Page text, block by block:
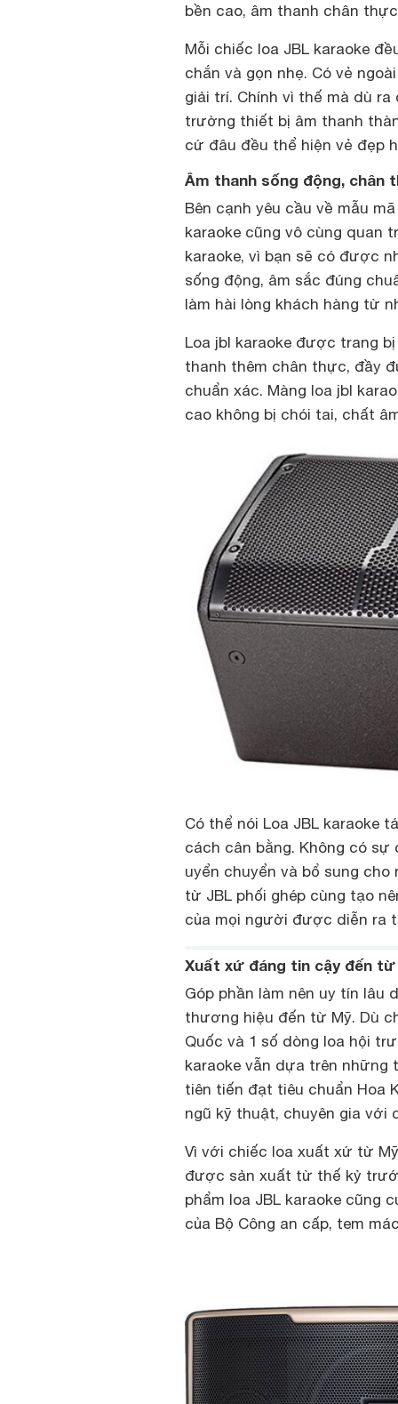
bền cao, âm thanh chân
Mỗi chiếc loa JBL karaoke
chắn và gọn nhẹ. Có vẻ
giải trí. Chính vì thế mà dù
trường thiết bị âm thanh
cứ đâu đều thể hiện vẻ đẹp
Âm thanh sống động, chân
Bên cạnh yêu cầu về mẫu
karaoke cũng vô cùng quan
karaoke, vì bạn sẽ có được
sống động, âm sắc đúng
làm hài lòng khách hàng từ
Loa jbl karaoke được trang
thanh thêm chân thực, đầy
chuẩn xác. Màng loa jbl
cao không bị chói tai, chất
Có thể nói Loa JBL karaoke
cách cân bằng. Không có
uyển chuyển và bổ sung
từ JBL phối ghép cùng tạo
của mọi người được diễn ra
Xuất xứ đáng tin cậy đến từ
Góp phần làm nên uy tín lâu
thương hiệu đến từ Mỹ. Dù
Quốc và 1 số dòng loa hội
karaoke vẫn dựa trên những
tiên tiến đạt tiêu chuẩn Hoa
ngũ kỹ thuật, chuyên gia với
Vì với chiếc loa xuất xứ từ
được sản xuất từ thế kỷ
phẩm loa JBL karaoke cũng
của Bộ Công an cấp, tem